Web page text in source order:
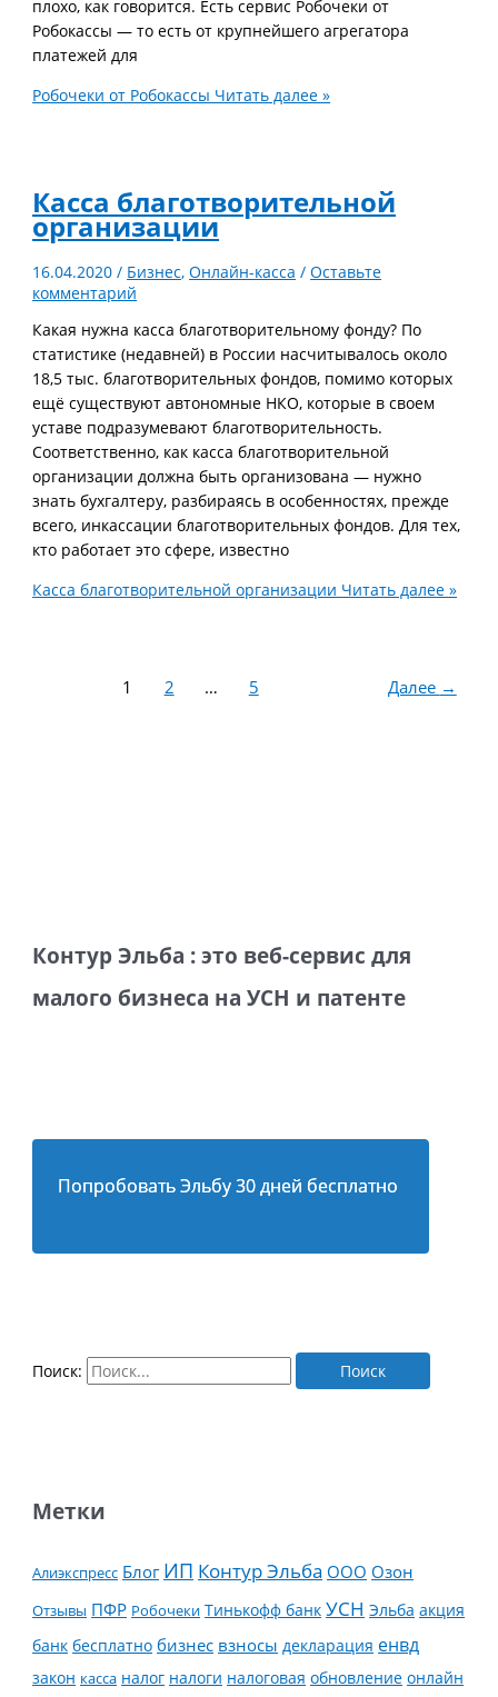
плохо, как говорится. Есть сервис Робочеки от
Робокассы — то есть от крупнейшего агрегатора
платежей для
Робочеки от Робокассы Читать далее »
Касса благотворительной
организации
16.04.2020/ Бизнес,Онлайн-касса /Оставьте
комментарий
Какая нужна касса благотворительному фонду? По
статистике (недавней) в России насчитывалось около
18,5 тыс. благотворительных фондов, помимо которых
ещё существуют автономные НКО, которые в своем
уставе подразумевают благотворительность.
Соответственно, как касса благотворительной
организации должна быть организована — нужно
знать бухгалтеру, разбираясь в особенностях, прежде
всего, инкассации благотворительных фондов. Для тех,
кто работает это сфере, известно
Касса благотворительной организации Читать далее »
1 2 … 5 Далее →
Контур Эльба : это веб-сервис для
малого бизнеса на УСН и патенте
Попробовать Эльбу 30 дней бесплатно
Поиск:
Метки
Алиэкспресс Блог ИП Контур Эльба ООО Озон
Отзывы ПФР Робочеки Тинькофф банк УСН Эльба акция
банк бесплатно бизнес взносы декларация енвд
закон касса налог налоги налоговая обновление онлайн